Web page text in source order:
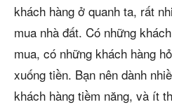
khách hàng ở quanh ta, rất
mua nhà đất. Có những
mua, có những khách hàng
xuống tiền. Bạn nên dành
khách hàng tiềm năng, và ít